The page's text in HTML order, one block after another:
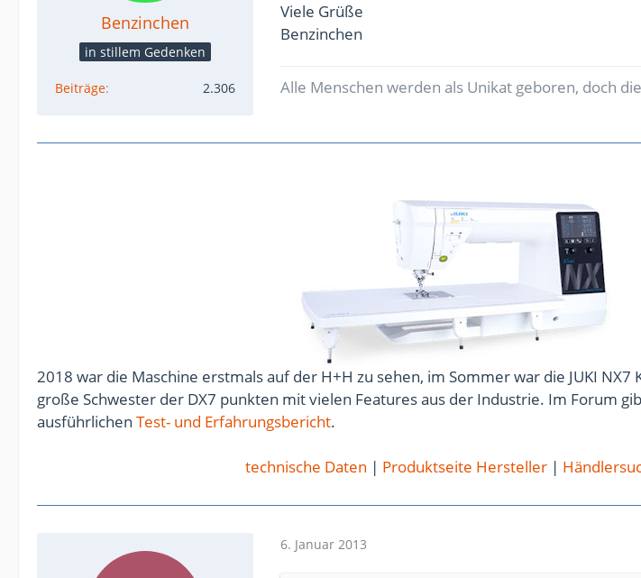
Benzinchen
in stillem Gedenken
Beiträge 2.306
Viele Grüße
Benzinchen
Alle Menschen werden als Unikat geboren, doch
2018 war die Maschine erstmals auf der H+H zu sehen, im Sommer war die JUKI NX7
große Schwester der DX7 punkten mit vielen Features aus der Industrie. Im Forum
ausführlichen Test- und Erfahrungsbericht.
technische Daten | Produktseite Hersteller|
6. Januar 2013